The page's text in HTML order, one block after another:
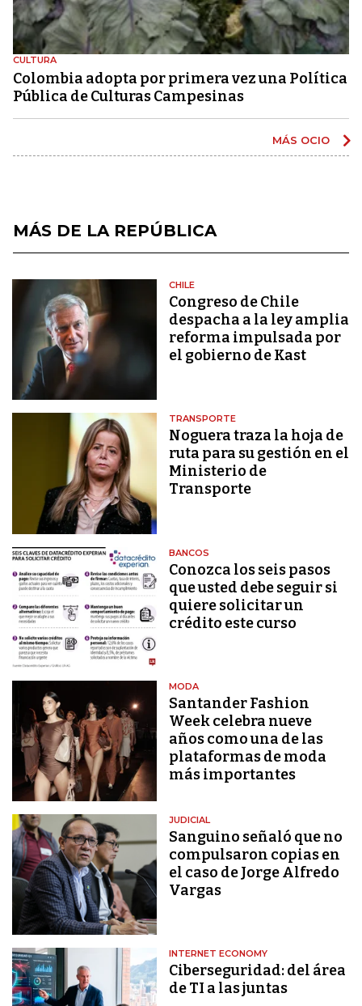
CULTURA
Colombia adopta por primera vez una Política
Pública de Culturas Campesinas
MÁS OCIO
MÁS DE LA REPÚBLICA
CHILE
Congreso de Chile
despacha a la ley amplia
reforma impulsada por
el gobierno de Kast
TRANSPORTE
Noguera traza la hoja de
ruta para su gestión en el
Ministerio de
Transporte
BANCOS
Conozca los seis pasos
que usted debe seguir si
quiere solicitar un
crédito este curso
MODA
Santander Fashion
Week celebra nueve
años como una de las
plataformas de moda
más importantes
JUDICIAL
Sanguino señaló que no
compulsaron copias en
el caso de Jorge Alfredo
Vargas
INTERNET ECONOMY
Ciberseguridad: del área
de TI a las juntas